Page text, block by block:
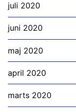
juli 2020
juni 2020
maj 2020
april 2020
marts 2020